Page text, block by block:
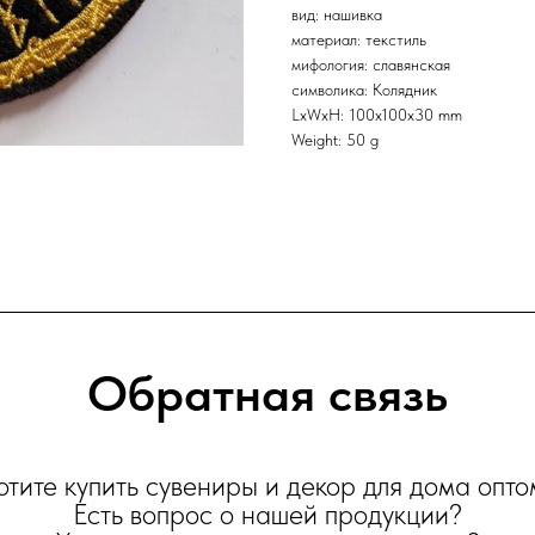
вид: нашивка
материал: текстиль
мифология: славянская
символика: Колядник
LxWxH: 100x100x30 mm
Weight: 50 g
Обратная связь
купить сувениры и декор для дома
Есть вопрос о нашей продукции?